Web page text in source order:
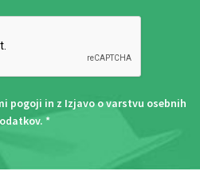
pogoji in z Izjavo o varstvu osebnih
. *